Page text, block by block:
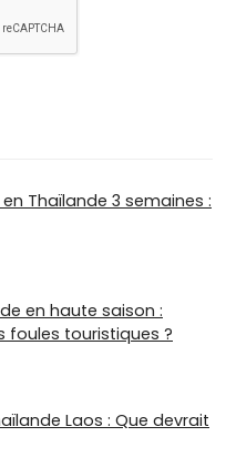
Thaïlande 3 semaines :
en haute saison :
foules touristiques ?
Laos : Que devrait